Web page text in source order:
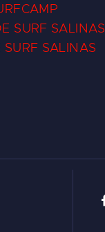
SURF SALINAS
SURF SALINAS